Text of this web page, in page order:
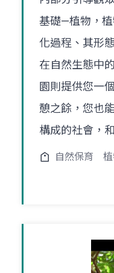
基礎—植物，
化過程、其形
在自然生態中
園則提供您一
憩之餘，您也
構成的社會，
自然保育